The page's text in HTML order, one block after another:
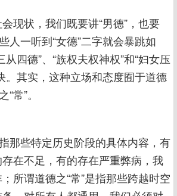
现状，我们既要讲“男德”，也要
人一听到“女德”二字就会暴跳如
四德”、“族权夫权神权”和“妇女压
。其实，这种立场和态度囿于道德
常”。
那些特定历史阶段的具体内容，有
在不足，有的存在严重弊病，我
所谓道德之“常”是指那些跨越时空